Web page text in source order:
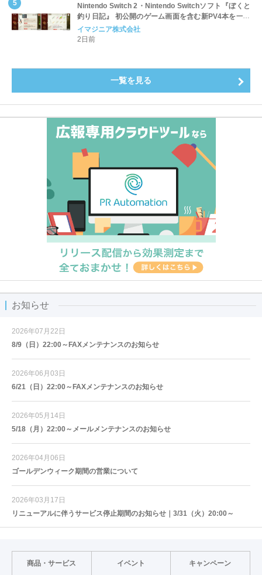
Nintendo Switch 2・Nintendo Switchソフト『ぼくと
釣り日記』 初公開のゲーム画面を含む新PV4本を一挙
公開！
イマジニア株式会社
2日前
一覧を見る
お知らせ
2026年07月22日
8/9（日）22:00～FAXメンテナンスのお知らせ
2026年06月03日
6/21（日）22:00～FAXメンテナンスのお知らせ
2026年05月14日
5/18（月）22:00～メールメンテナンスのお知らせ
2026年04月06日
ゴールデンウィーク期間の営業について
2026年03月17日
リニューアルに伴うサービス停止期間のお知らせ｜3/31（火）20:00～
商品・サービス イベント キャンペーン